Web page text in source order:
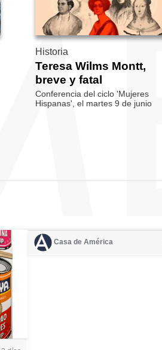
Historia
Teresa Wilms Montt,
breve y fatal
Conferencia del ciclo 'Mujeres
Hispanas', el martes 9 de junio
Casa de América